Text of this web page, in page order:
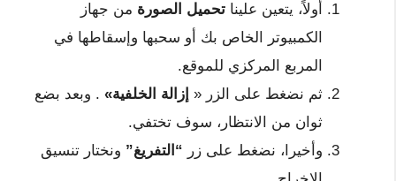
أولاً، يتعين علينا تحميل الصورة من جهاز
الكمبيوتر الخاص بك أو سحبها وإسقاطها في
المربع المركزي للموقع.
ثم نضغط على الزر « إزالة الخلفية» . وبعد بضع
ثوان من الانتظار، سوف تختفي.
وأخيرا، نضغط على زر “التفريغ” ونختار تنسيق